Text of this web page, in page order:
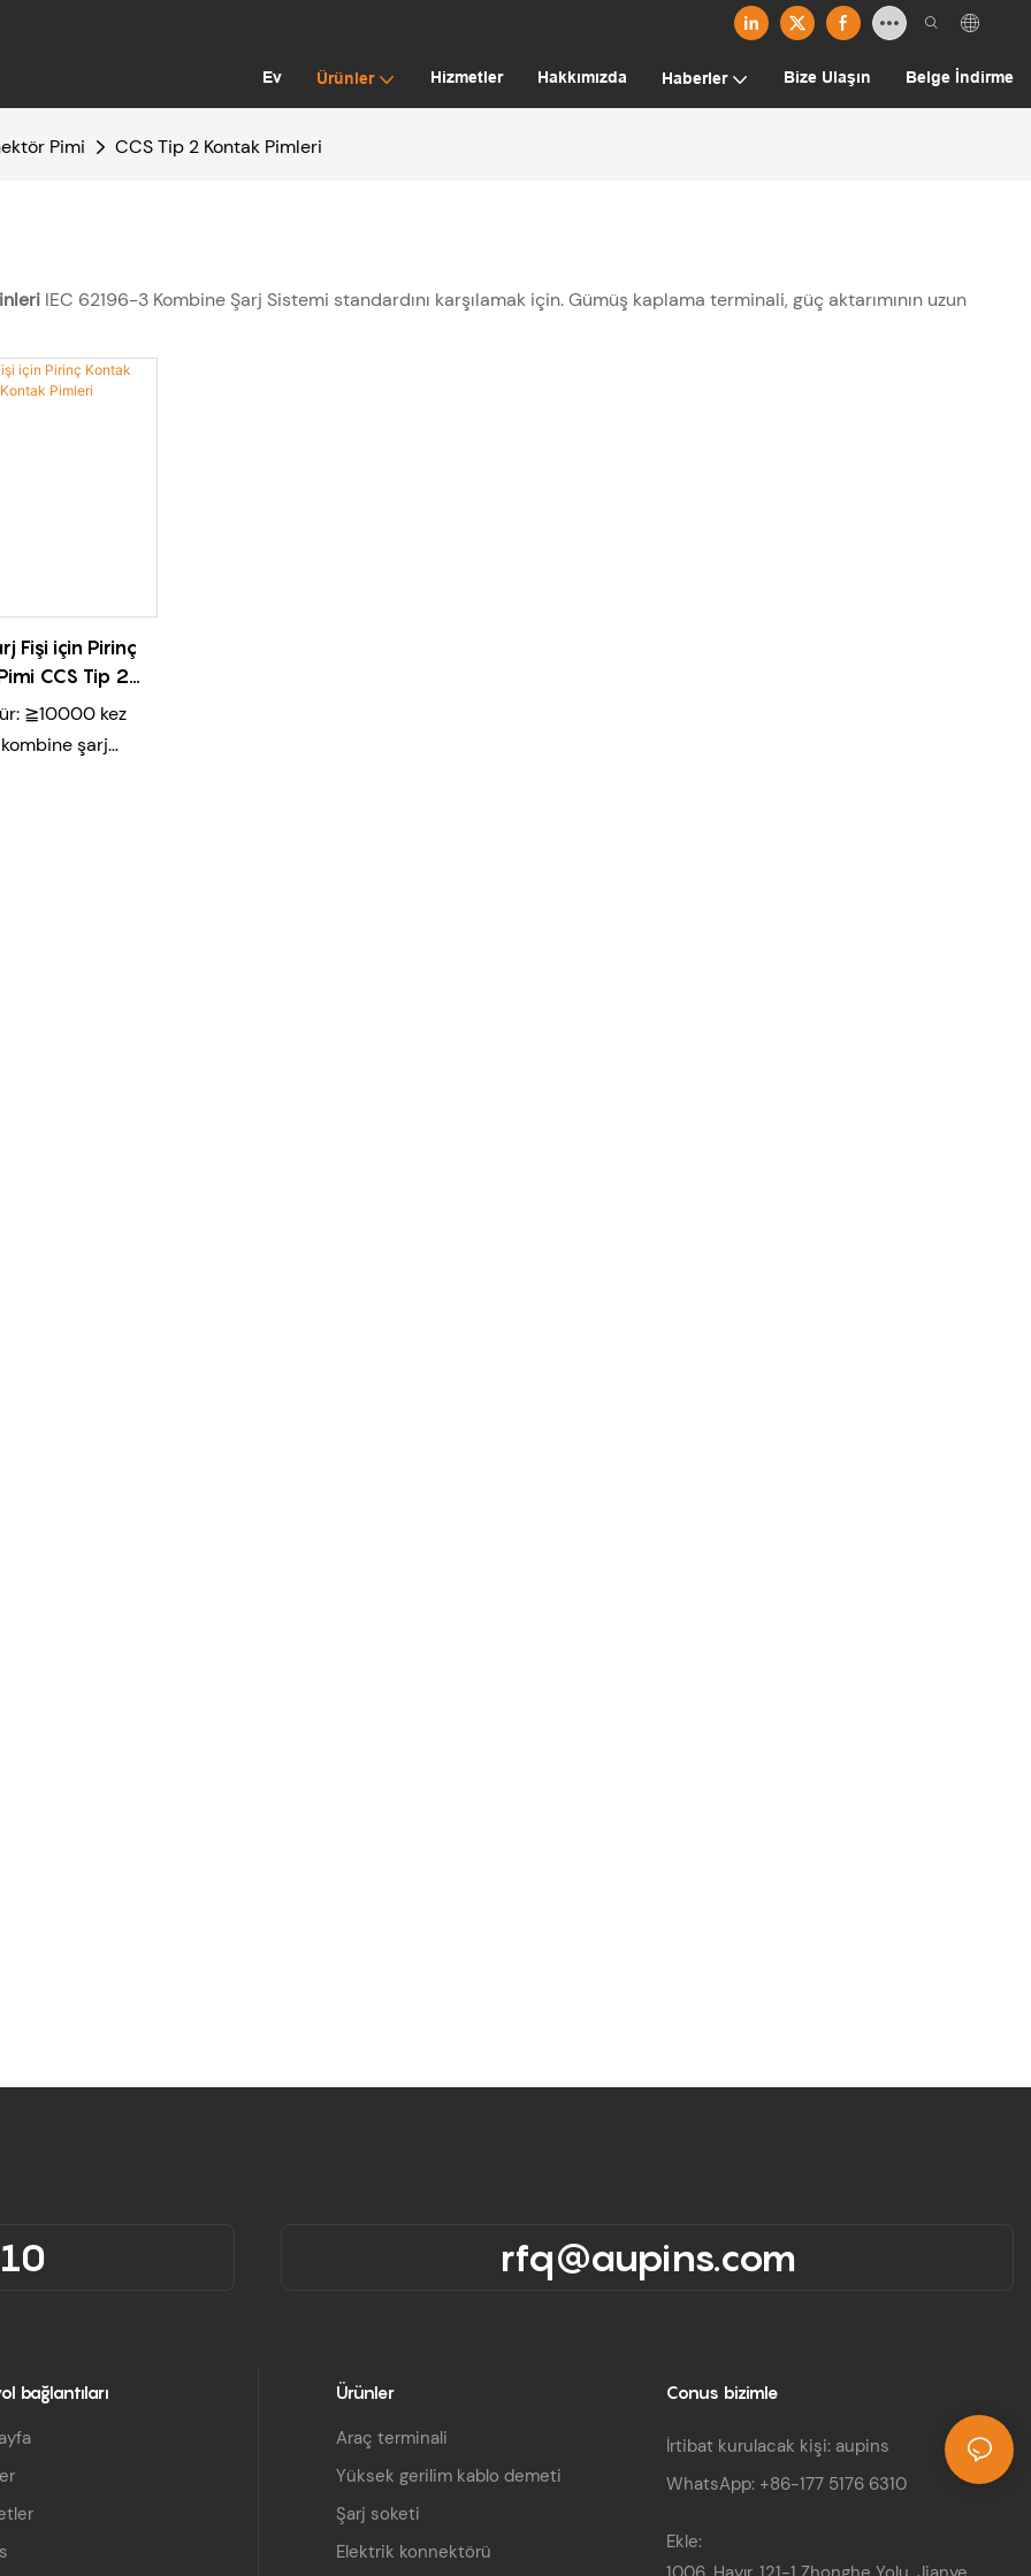
Ev Ürünler Hizmetler Hakkımızda Haberler Bize Ulaşın Belge İndirme
Pimi CCS Tip 2 Kontak Pimleri
IEC 62196-3 Kombine Şarj Sistemi standardını karşılamak için. Gümüş kaplama terminali, güç aktarımının uzun
Fişi için Pirinç
CCS Tip 2
Pimleri
≧10000 kez
şarj
rfq@aupins.com
bağlantıları Ürünler
Araç terminali
Yüksek gerilim kablo demeti
Şarj soketi
Elektrik konnektörü
Conus bizimle
İrtibat kurulacak kişi: aupins
WhatsApp: +86-177 5176 6310
Ekle: